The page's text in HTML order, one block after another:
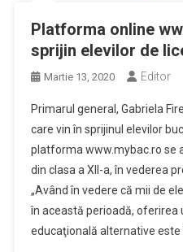
Platforma online
sprijin elevilor de
Martie 13, 2020 Editor
Primarul general, Gabriela
care vin în sprijinul elevilor
platforma www.mybac.ro se
din clasa a XII-a, în vederea
„Având în vedere că mii de
în această perioadă,
educaţională alternative este